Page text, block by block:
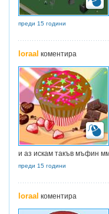
преди 15 години
loraal коментира
и аз искам такъв мъфин
преди 15 години
loraal коментира